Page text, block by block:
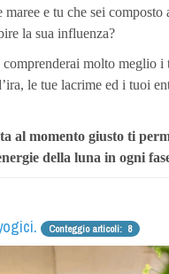
maree e tu che sei composto
la sua influenza?
comprenderai molto meglio i
le tue lacrime ed i tuoi
al momento giusto ti
della luna in ogni
Conteggio articoli: 8